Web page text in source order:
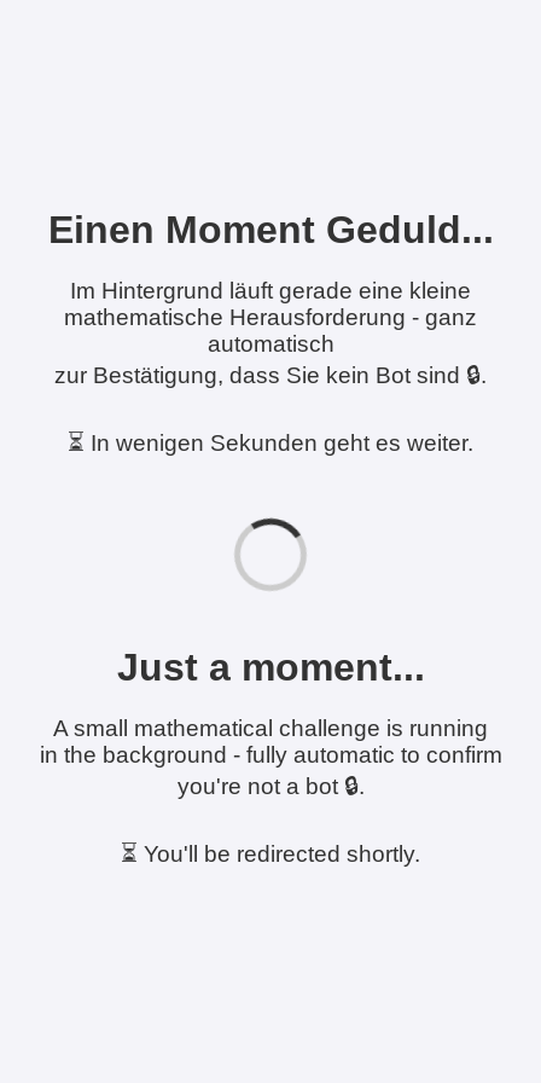
Einen Moment Geduld...
Im Hintergrund läuft gerade eine kleine
mathematische Herausforderung - ganz
automatisch
zur Bestätigung, dass Sie kein Bot sind 🔒.
⏳ In wenigen Sekunden geht es weiter.
Just a moment...
A small mathematical challenge is running
in the background - fully automatic to confirm
you're not a bot 🔒.
⏳ You'll be redirected shortly.